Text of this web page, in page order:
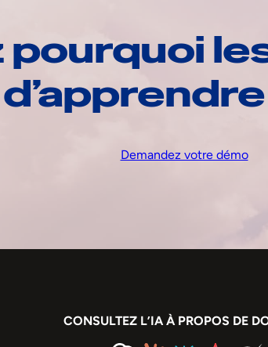
Demandez votre démo
CONSULTEZ L’IA À PROPOS DE